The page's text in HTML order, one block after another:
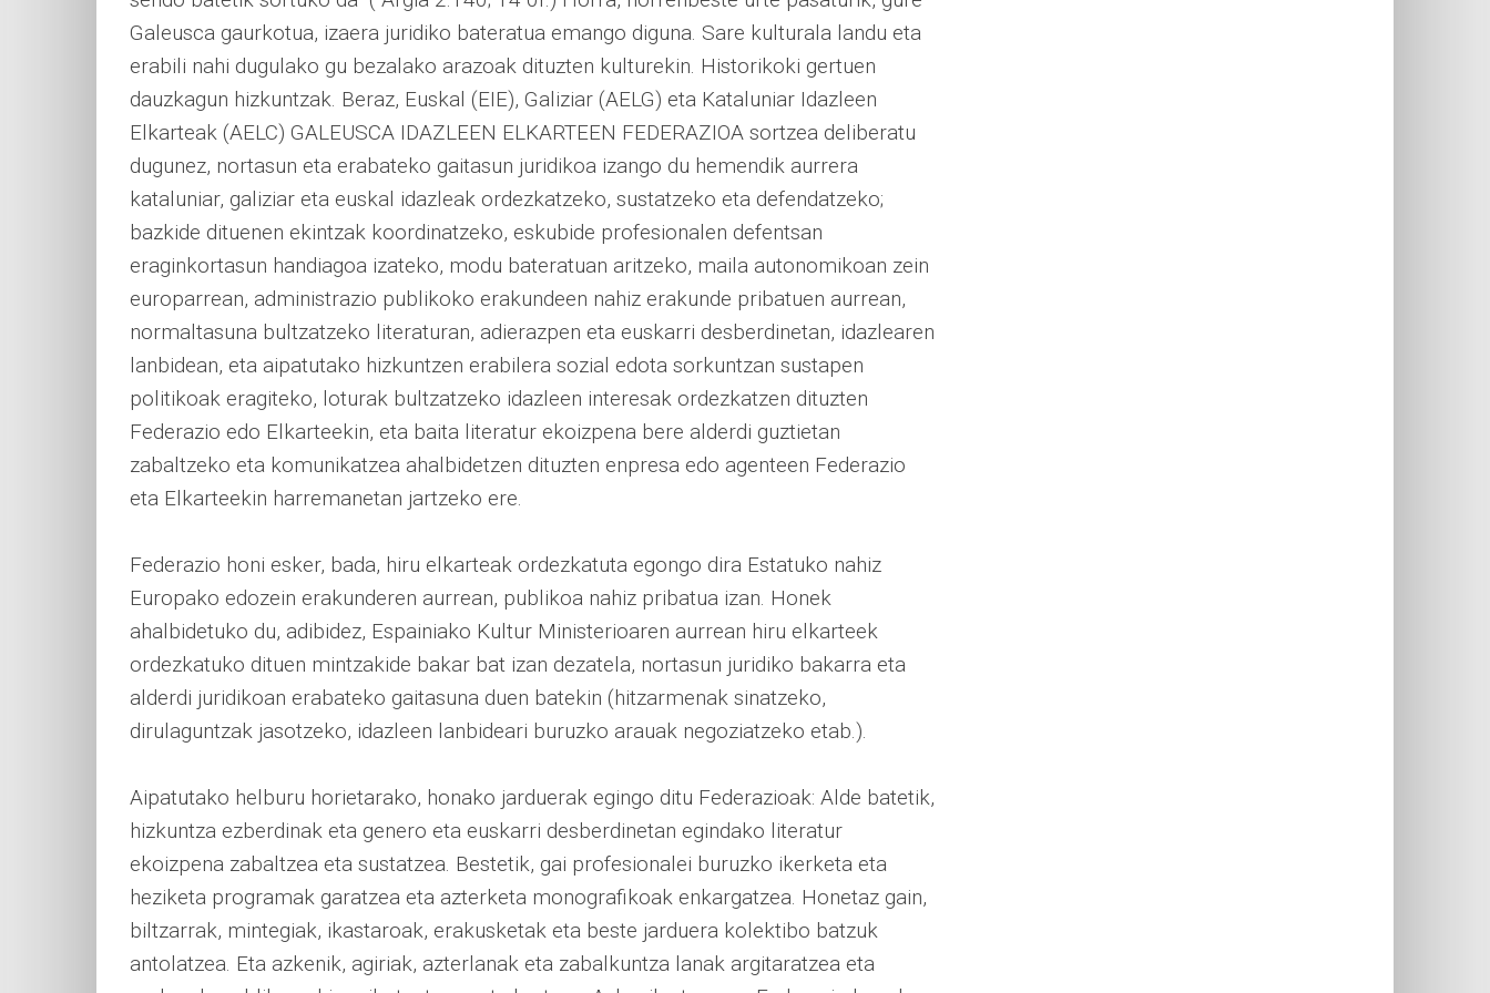
Galeusca gaurkotua, izaera juridiko bateratua emango diguna. Sare kulturala landu eta
erabili nahi dugulako gu bezalako arazoak dituzten kulturekin. Historikoki gertuen
dauzkagun hizkuntzak. Beraz, Euskal (EIE), Galiziar (AELG) eta Kataluniar Idazleen
Elkarteak (AELC) GALEUSCA IDAZLEEN ELKARTEEN FEDERAZIOA sortzea deliberatu
dugunez, nortasun eta erabateko gaitasun juridikoa izango du hemendik aurrera
kataluniar, galiziar eta euskal idazleak ordezkatzeko, sustatzeko eta defendatzeko;
bazkide dituenen ekintzak koordinatzeko, eskubide profesionalen defentsan
eraginkortasun handiagoa izateko, modu bateratuan aritzeko, maila autonomikoan zein
europarrean, administrazio publikoko erakundeen nahiz erakunde pribatuen aurrean,
normaltasuna bultzatzeko literaturan, adierazpen eta euskarri desberdinetan, idazlearen
lanbidean, eta aipatutako hizkuntzen erabilera sozial edota sorkuntzan sustapen
politikoak eragiteko, loturak bultzatzeko idazleen interesak ordezkatzen dituzten
Federazio edo Elkarteekin, eta baita literatur ekoizpena bere alderdi guztietan
zabaltzeko eta komunikatzea ahalbidetzen dituzten enpresa edo agenteen Federazio
eta Elkarteekin harremanetan jartzeko ere.
Federazio honi esker, bada, hiru elkarteak ordezkatuta egongo dira Estatuko nahiz
Europako edozein erakunderen aurrean, publikoa nahiz pribatua izan. Honek
ahalbidetuko du, adibidez, Espainiako Kultur Ministerioaren aurrean hiru elkarteek
ordezkatuko dituen mintzakide bakar bat izan dezatela, nortasun juridiko bakarra eta
alderdi juridikoan erabateko gaitasuna duen batekin (hitzarmenak sinatzeko,
dirulaguntzak jasotzeko, idazleen lanbideari buruzko arauak negoziatzeko etab.).
Aipatutako helburu horietarako, honako jarduerak egingo ditu Federazioak: Alde batetik,
hizkuntza ezberdinak eta genero eta euskarri desberdinetan egindako literatur
ekoizpena zabaltzea eta sustatzea. Bestetik, gai profesionalei buruzko ikerketa eta
heziketa programak garatzea eta azterketa monografikoak enkargatzea. Honetaz gain,
biltzarrak, mintegiak, ikastaroak, erakusketak eta beste jarduera kolektibo batzuk
antolatzea. Eta azkenik, agiriak, azterlanak eta zabalkuntza lanak argitaratzea eta